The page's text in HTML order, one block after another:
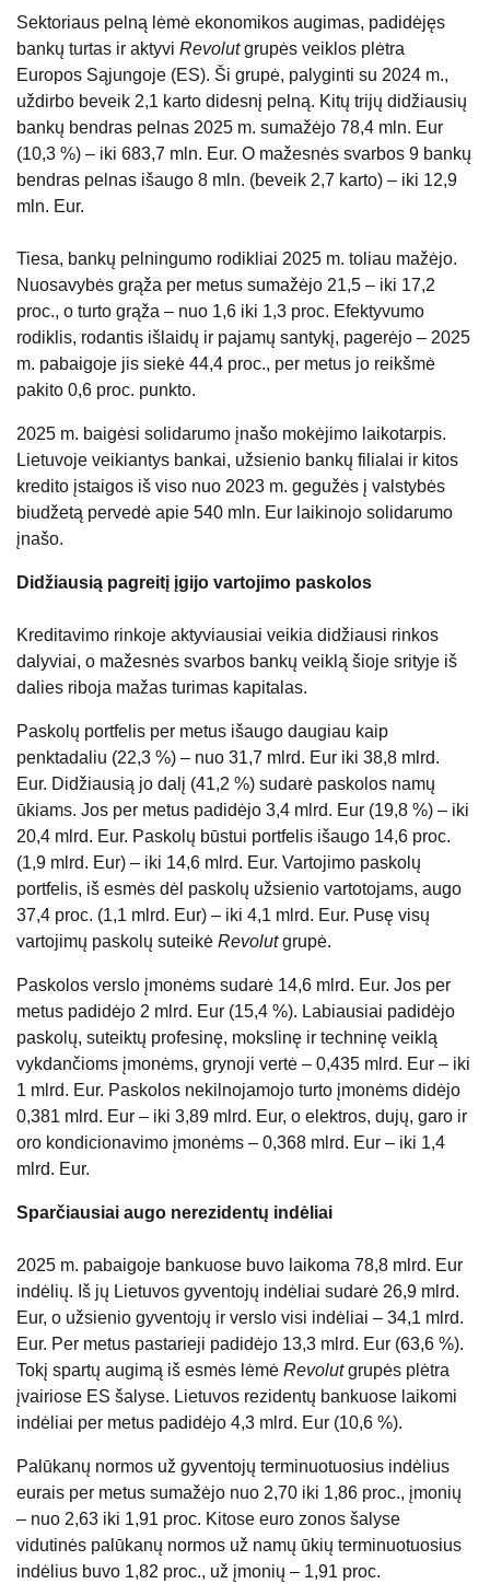
Sektoriaus pelną lėmė ekonomikos augimas, padidėjęs
bankų turtas ir aktyvi Revolutgrupės veiklos plėtra
Europos Sąjungoje (ES). Ši grupė, palyginti su 2024 m.,
uždirbo beveik 2,1 karto didesnį pelną. Kitų trijų didžiausių
bankų bendras pelnas 2025 m. sumažėjo 78,4 mln. Eur
(10,3 %) – iki 683,7 mln. Eur. O mažesnės svarbos 9 bankų
bendras pelnas išaugo 8 mln. (beveik 2,7 karto) – iki 12,9
mln. Eur.
Tiesa, bankų pelningumo rodikliai 2025 m. toliau mažėjo.
Nuosavybės grąža per metus sumažėjo 21,5 – iki 17,2
proc., o turto grąža – nuo 1,6 iki 1,3 proc. Efektyvumo
rodiklis, rodantis išlaidų ir pajamų santykį, pagerėjo – 2025
m. pabaigoje jis siekė 44,4 proc., per metus jo reikšmė
pakito 0,6 proc. punkto.
2025 m. baigėsi solidarumo įnašo mokėjimo laikotarpis.
Lietuvoje veikiantys bankai, užsienio bankų filialai ir kitos
kredito įstaigos iš viso nuo 2023 m. gegužės į valstybės
biudžetą pervedė apie 540 mln. Eur laikinojo solidarumo
įnašo.
Didžiausią pagreitį įgijo vartojimo paskolos
Kreditavimo rinkoje aktyviausiai veikia didžiausi rinkos
dalyviai, o mažesnės svarbos bankų veiklą šioje srityje iš
dalies riboja mažas turimas kapitalas.
Paskolų portfelis per metus išaugo daugiau kaip
penktadaliu (22,3 %) – nuo 31,7 mlrd. Eur iki 38,8 mlrd.
Eur. Didžiausią jo dalį (41,2 %) sudarė paskolos namų
ūkiams. Jos per metus padidėjo 3,4 mlrd. Eur (19,8 %) – iki
20,4 mlrd. Eur. Paskolų būstui portfelis išaugo 14,6 proc.
(1,9 mlrd. Eur) – iki 14,6 mlrd. Eur. Vartojimo paskolų
portfelis, iš esmės dėl paskolų užsienio vartotojams, augo
37,4 proc. (1,1 mlrd. Eur) – iki 4,1 mlrd. Eur. Pusę visų
vartojimų paskolų suteikė Revolutgrupė.
Paskolos verslo įmonėms sudarė 14,6 mlrd. Eur. Jos per
metus padidėjo 2 mlrd. Eur (15,4 %). Labiausiai padidėjo
paskolų, suteiktų profesinę, mokslinę ir techninę veiklą
vykdančioms įmonėms, grynoji vertė – 0,435 mlrd. Eur – iki
1 mlrd. Eur. Paskolos nekilnojamojo turto įmonėms didėjo
0,381 mlrd. Eur – iki 3,89 mlrd. Eur, o elektros, dujų, garo ir
oro kondicionavimo įmonėms – 0,368 mlrd. Eur – iki 1,4
mlrd. Eur.
Sparčiausiai augo nerezidentų indėliai
2025 m. pabaigoje bankuose buvo laikoma 78,8 mlrd. Eur
indėlių. Iš jų Lietuvos gyventojų indėliai sudarė 26,9 mlrd.
Eur, o užsienio gyventojų ir verslo visi indėliai – 34,1 mlrd.
Eur. Per metus pastarieji padidėjo 13,3 mlrd. Eur (63,6 %).
Tokį spartų augimą iš esmės lėmė Revolutgrupės plėtra
įvairiose ES šalyse. Lietuvos rezidentų bankuose laikomi
indėliai per metus padidėjo 4,3 mlrd. Eur (10,6 %).
Palūkanų normos už gyventojų terminuotuosius indėlius
eurais per metus sumažėjo nuo 2,70 iki 1,86 proc., įmonių
– nuo 2,63 iki 1,91 proc. Kitose euro zonos šalyse
vidutinės palūkanų normos už namų ūkių terminuotuosius
indėlius buvo 1,82 proc., už įmonių – 1,91 proc.